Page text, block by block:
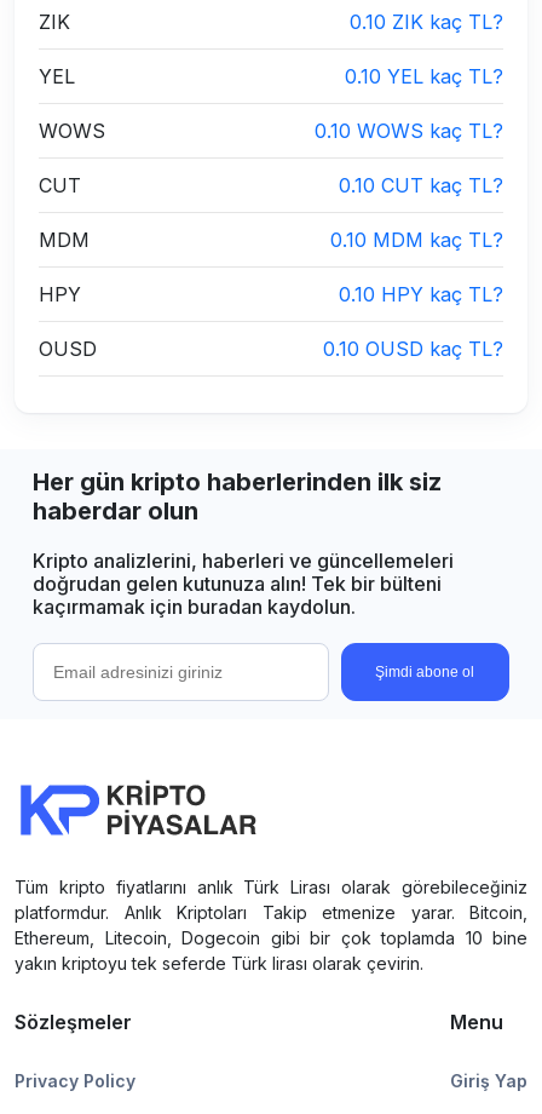
ZIK 0.10 ZIK kaç TL?
YEL 0.10 YEL kaç TL?
WOWS 0.10 WOWS kaç TL?
CUT 0.10 CUT kaç TL?
MDM 0.10 MDM kaç TL?
HPY 0.10 HPY kaç TL?
OUSD 0.10 OUSD kaç TL?
Her gün kripto haberlerinden ilk siz
haberdar olun
Kripto analizlerini, haberleri ve güncellemeleri
doğrudan gelen kutunuza alın! Tek bir bülteni
kaçırmamak için buradan kaydolun.
Şimdi abone ol
Tüm kripto fiyatlarını anlık Türk Lirası olarak görebileceğiniz
platformdur. Anlık Kriptoları Takip etmenize yarar. Bitcoin,
Ethereum, Litecoin, Dogecoin gibi bir çok toplamda 10 bine
yakın kriptoyu tek seferde Türk lirası olarak çevirin.
Sözleşmeler
Privacy Policy
Menu
Giriş Yap